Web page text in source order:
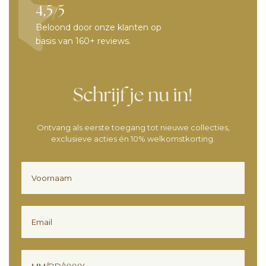
4,5/5
Beloond door onze klanten op
basis van 160+ reviews.
Ontvang als eerste toegang tot nieuwe collecties,
exclusieve acties én 10% welkomstkorting.